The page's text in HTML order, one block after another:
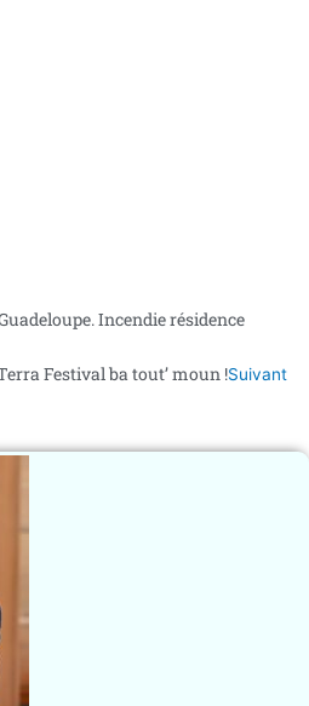
Incendie résidence
Festival ba tout’ moun !Suivant